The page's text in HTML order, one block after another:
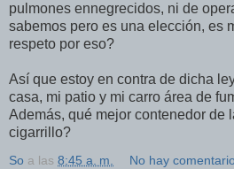
pulmones ennegrecidos, ni de
sabemos pero es una elección, es
respeto por eso?
Así que estoy en contra de dicha
casa, mi patio y mi carro área de
Además, qué mejor contenedor de
cigarrillo?
So a las 8:45 a. m. No hay